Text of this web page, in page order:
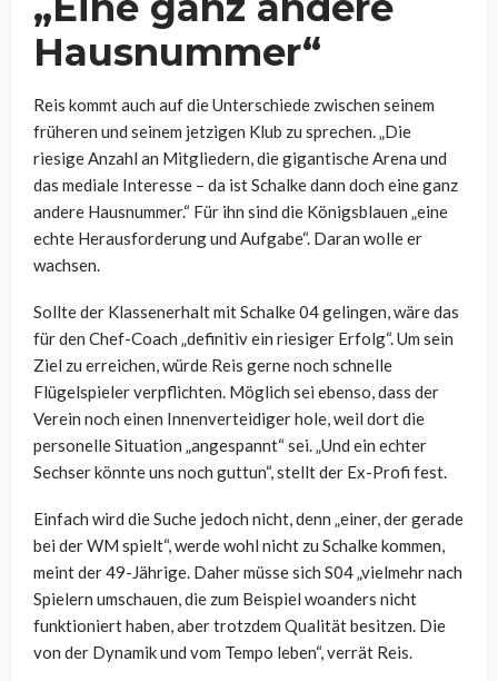
Hausnummer“
Reis kommt auch auf die Unterschiede zwischen seinem
früheren und seinem jetzigen Klub zu sprechen. „Die
riesige Anzahl an Mitgliedern, die gigantische Arena und
das mediale Interesse – da ist Schalke dann doch eine ganz
andere Hausnummer.“ Für ihn sind die Königsblauen „eine
echte Herausforderung und Aufgabe“. Daran wolle er
wachsen.
Sollte der Klassenerhalt mit Schalke 04 gelingen, wäre das
für den Chef-Coach „definitiv ein riesiger Erfolg“. Um sein
Ziel zu erreichen, würde Reis gerne noch schnelle
Flügelspieler verpflichten. Möglich sei ebenso, dass der
Verein noch einen Innenverteidiger hole, weil dort die
personelle Situation „angespannt“ sei. „Und ein echter
Sechser könnte uns noch guttun“, stellt der Ex-Profi fest.
Einfach wird die Suche jedoch nicht, denn „einer, der gerade
bei der WM spielt“, werde wohl nicht zu Schalke kommen,
meint der 49-Jährige. Daher müsse sich S04 „vielmehr nach
Spielern umschauen, die zum Beispiel woanders nicht
funktioniert haben, aber trotzdem Qualität besitzen. Die
von der Dynamik und vom Tempo leben“, verrät Reis.